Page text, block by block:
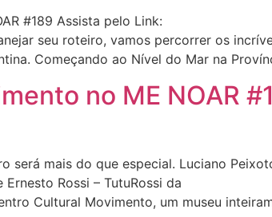
#189 Assista pelo Link:
seu roteiro, vamos percorrer os
Começando ao Nível do Mar na
no ME NOAR
será mais do que especial. Luciano
Rossi – TutuRossi da
Cultural Movimento, um museu